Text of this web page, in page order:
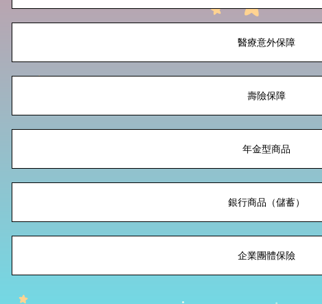
醫療意外保障
壽險保障
年金型商品
銀行商品（儲蓄）
企業團體保險